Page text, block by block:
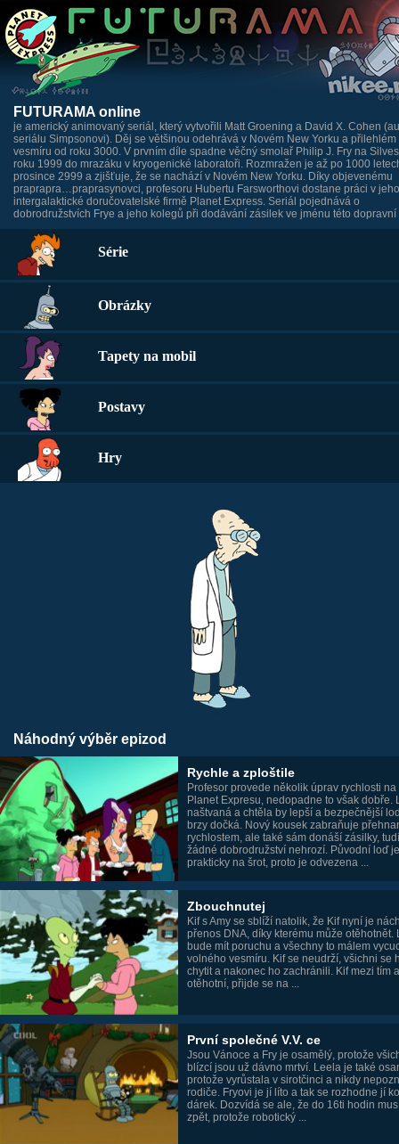
FUTURAMA online
je americký animovaný seriál, který vytvořili Matt Groening a David X. Cohen
seriálu Simpsonovi). Děj se většinou odehrává v Novém New Yorku a přilehlém
vesmíru od roku 3000. V prvním díle spadne věčný smolař Philip J. Fry na
roku 1999 do mrazáku v kryogenické laboratoři. Rozmražen je až po 1000
prosince 2999 a zjišťuje, že se nachází v Novém New Yorku. Díky objevenému
praprapra…praprasynovci, profesoru Hubertu Farsworthovi dostane práci v
intergalaktické doručovatelské firmě Planet Express. Seriál pojednává o
dobrodružstvích Frye a jeho kolegů při dodávání zásilek ve jménu této dopravní
Série
Obrázky
Tapety na mobil
Postavy
Hry
Náhodný výběr epizod
Rychle a zploštile
Profesor provede několik úprav rychlosti
Planet Expresu, nedopadne to však dobře.
naštvaná a chtěla by lepší a bezpečnější
brzy dočká. Nový kousek zabraňuje
rychlostem, ale také sám donáší zásilky,
žádné dobrodružství nehrozí. Původní loď je
prakticky na šrot, proto je odvezena ...
Zbouchnutej
Kif s Amy se sblíží natolik, že Kif nyní je
přenos DNA, díky kterému může otěhotnět.
bude mít poruchu a všechny to málem
volného vesmíru. Kif se neudrží, všichni se
chytit a nakonec ho zachránili. Kif mezi tím
otěhotní, přijde se na ...
První společné V.V. ce
Jsou Vánoce a Fry je osamělý, protože
blízcí jsou už dávno mrtví. Leela je také
protože vyrůstala v sirotčinci a nikdy
rodiče. Fryovi je jí líto a tak se rozhodne jí
dárek. Dozvídá se ale, že do 16ti hodin
zpět, protože robotický ...